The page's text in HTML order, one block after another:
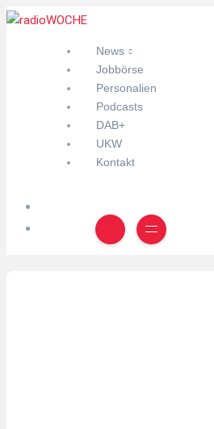
News
Jobbörse
Personalien
Podcasts
DAB+
UKW
Kontakt